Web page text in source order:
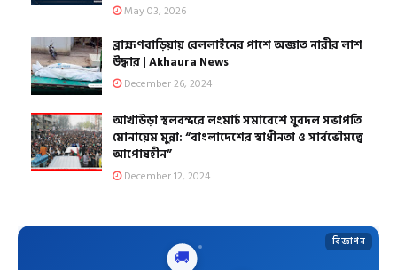
May 03, 2026
ব্রাহ্মণবাড়িয়ায় রেললাইনের পাশে অজ্ঞাত নারীর লাশ
উদ্ধার | Akhaura News
December 26, 2024
আখাউড়া স্থলবন্দরে লংমার্চ সমাবেশে যুবদল সভাপতি
মোনায়েম মুন্না: “বাংলাদেশের স্বাধীনতা ও সার্বভৌমত্বে
আপোষহীন”
December 12, 2024
বিজ্ঞাপন
🚚